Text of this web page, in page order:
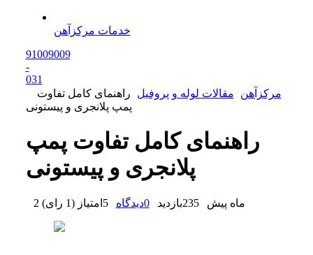
خدمات مرکزآهن
91009009
-
031
مرکزآهن
مقالات لوله و پروفیل
راهنمای کامل تفاوت
پمپ پلانجری و پیستونی
راهنمای کامل تفاوت پمپ
پلانجری و پیستونی
2 ماه پیش 235بازدید 0دیدگاه 5 امتیاز (1 رای )